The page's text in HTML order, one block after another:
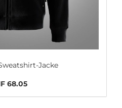
Jacke
68.05